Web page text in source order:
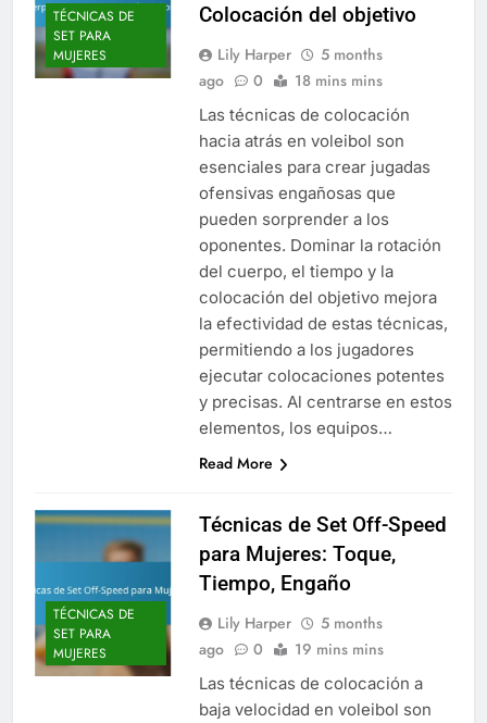
TÉCNICAS DE
SET PARA
MUJERES
Colocación del objetivo
Lily Harper
5 months
ago
0 18 mins mins
Las técnicas de colocación
hacia atrás en voleibol son
esenciales para crear jugadas
ofensivas engañosas que
pueden sorprender a los
oponentes. Dominar la rotación
del cuerpo, el tiempo y la
colocación del objetivo mejora
la efectividad de estas técnicas,
permitiendo a los jugadores
ejecutar colocaciones potentes
y precisas. Al centrarse en estos
elementos, los equipos…
Read More
TÉCNICAS DE
SET PARA
MUJERES
Técnicas de Set Off-Speed
para Mujeres: Toque,
Tiempo, Engaño
Lily Harper
5 months
ago
0 19 mins mins
Las técnicas de colocación a
baja velocidad en voleibol son